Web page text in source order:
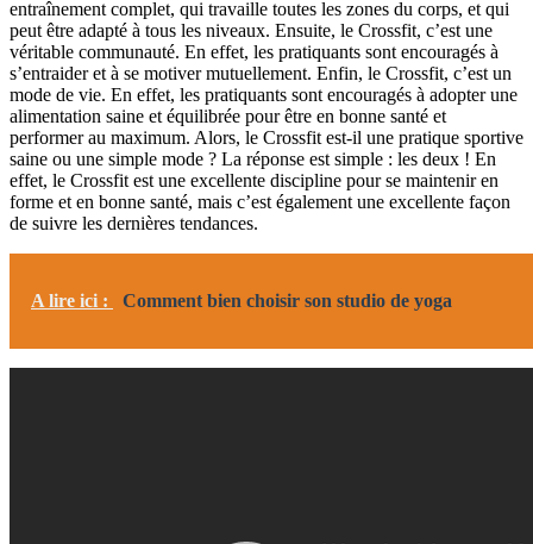
entraînement complet, qui travaille toutes les zones du corps, et qui
peut être adapté à tous les niveaux. Ensuite, le Crossfit, c’est une
véritable communauté. En effet, les pratiquants sont encouragés à
s’entraider et à se motiver mutuellement. Enfin, le Crossfit, c’est un
mode de vie. En effet, les pratiquants sont encouragés à adopter une
alimentation saine et équilibrée pour être en bonne santé et
performer au maximum. Alors, le Crossfit est-il une pratique sportive
saine ou une simple mode ? La réponse est simple : les deux ! En
effet, le Crossfit est une excellente discipline pour se maintenir en
forme et en bonne santé, mais c’est également une excellente façon
de suivre les dernières tendances.
A lire ici : Comment bien choisir son studio de yoga